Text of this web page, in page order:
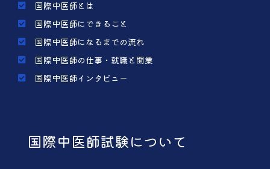
国際中医師とは
国際中医師にできること
国際中医師になるまでの流れ
国際中医師の仕事・就職と開業
国際中医師インタビュー
国際中医師試験について